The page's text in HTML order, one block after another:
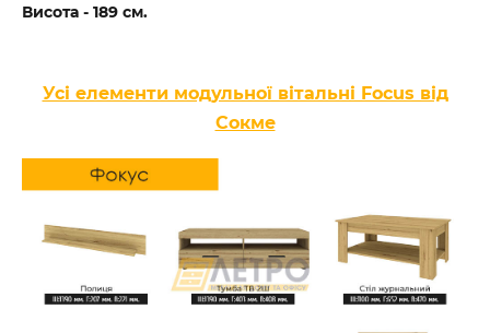
Висота - 189 см.
Усі елементи модульної вітальні Focus від
Сокме